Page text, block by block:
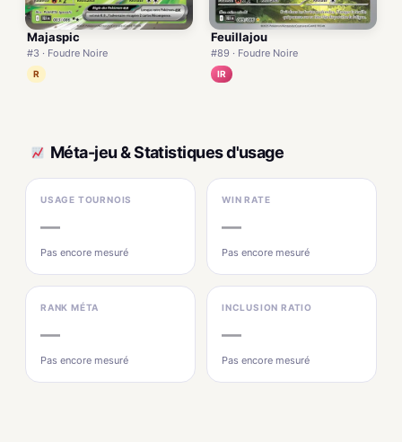
Majaspic
#3 · Foudre Noire
R
Feuillajou
#89 · Foudre Noire
IR
Méta-jeu & Statistiques d'usage
USAGE TOURNOIS
—
Pas encore mesuré
WIN RATE
—
Pas encore mesuré
RANK MÉTA
—
Pas encore mesuré
INCLUSION RATIO
—
Pas encore mesuré